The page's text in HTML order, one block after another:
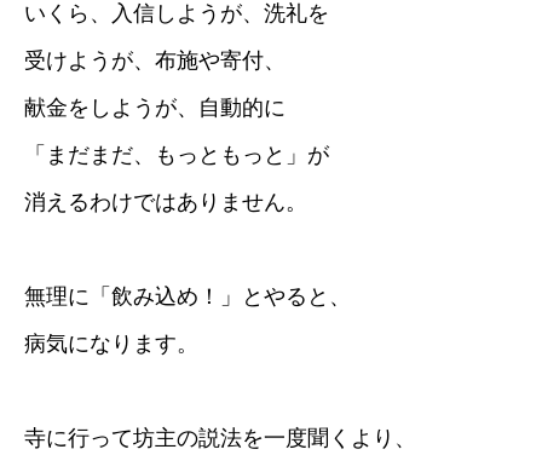
いくら、入信しようが、洗礼を
受けようが、布施や寄付、
献金をしようが、自動的に
「まだまだ、もっともっと」が
消えるわけではありません。
無理に「飲み込め！」とやると、
病気になります。
寺に行って坊主の説法を一度聞くより、